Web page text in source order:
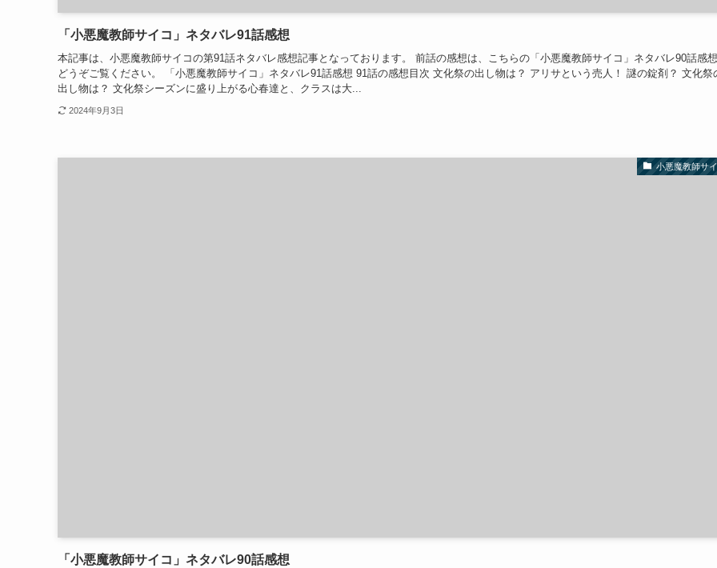
「小悪魔教師サイコ」ネタバレ91話感想
本記事は、小悪魔教師サイコの第91話ネタバレ感想記事となっております。 前話の感想は、こちらの「小悪魔教師サイコ」ネタバレ90話感
どうぞご覧ください。 「小悪魔教師サイコ」ネタバレ91話感想 91話の感想目次 文化祭の出し物は？ アリサという売人！ 謎の錠剤？ 文化祭
出し物は？ 文化祭シーズンに盛り上がる心春達と、クラスは大...
2024年9月3日
小悪魔教師サ
「小悪魔教師サイコ」ネタバレ90話感想